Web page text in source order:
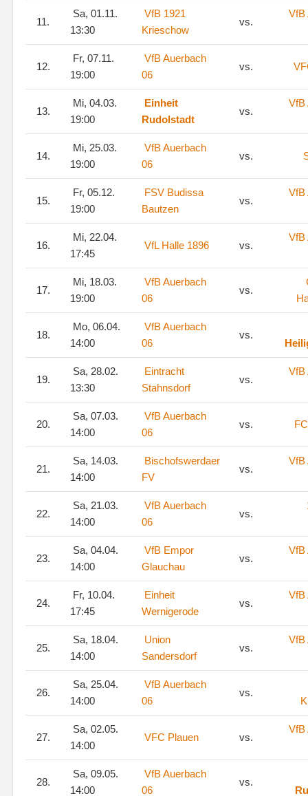
11.
Sa, 01.11.
13:30
VfB 1921
Krieschow
vs.
VfB
12.
Fr, 07.11.
19:00
VfB Auerbach
06
vs.
13.
Mi, 04.03.
19:00
Einheit
Rudolstadt
vs.
VfB
14.
Mi, 25.03.
19:00
VfB Auerbach
06
vs.
15.
Fr, 05.12.
19:00
FSV Budissa
Bautzen
vs.
VfB
16.
Mi, 22.04.
17:45
VfL Halle 1896 vs.
VfB
17.
Mi, 18.03.
19:00
VfB Auerbach
06
vs.
18.
Mo, 06.04.
14:00
VfB Auerbach
06
vs.
19.
Sa, 28.02.
13:30
Eintracht
Stahnsdorf
vs.
VfB
20.
Sa, 07.03.
14:00
VfB Auerbach
06
vs.
21.
Sa, 14.03.
14:00
Bischofswerdaer
FV
vs.
VfB
22.
Sa, 21.03.
14:00
VfB Auerbach
06
vs.
23.
Sa, 04.04.
14:00
VfB Empor
Glauchau
vs.
VfB
24.
Fr, 10.04.
17:45
Einheit
Wernigerode
vs.
VfB
25.
Sa, 18.04.
14:00
Union
Sandersdorf
vs.
VfB
26.
Sa, 25.04.
14:00
VfB Auerbach
06
vs.
27.
Sa, 02.05.
14:00
VFC Plauen vs.
VfB
28.
Sa, 09.05.
14:00
VfB Auerbach
06
vs.